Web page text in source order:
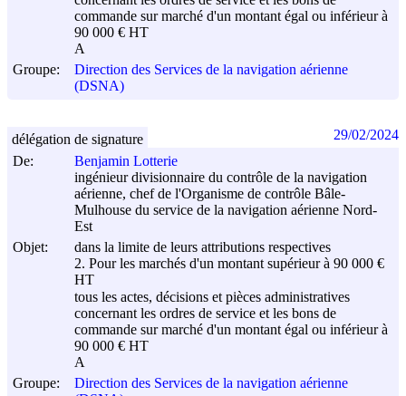
commande sur marché d'un montant égal ou inférieur à
90 000 € HT
A
Groupe:
Direction des Services de la navigation aérienne
(DSNA)
De:
Benjamin Lotterie
ingénieur divisionnaire du contrôle de la navigation
aérienne, chef de l'Organisme de contrôle Bâle-
Mulhouse du service de la navigation aérienne Nord-
Est
Objet:
dans la limite de leurs attributions respectives
2. Pour les marchés d'un montant supérieur à 90 000 €
HT
tous les actes, décisions et pièces administratives
concernant les ordres de service et les bons de
commande sur marché d'un montant égal ou inférieur à
90 000 € HT
A
Groupe:
Direction des Services de la navigation aérienne
délégation de signature 29/02/2024